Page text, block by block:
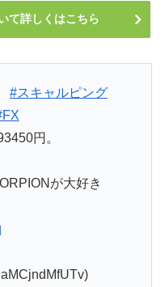
て詳しくはこちら
#スキャルピング
円。
が大好き